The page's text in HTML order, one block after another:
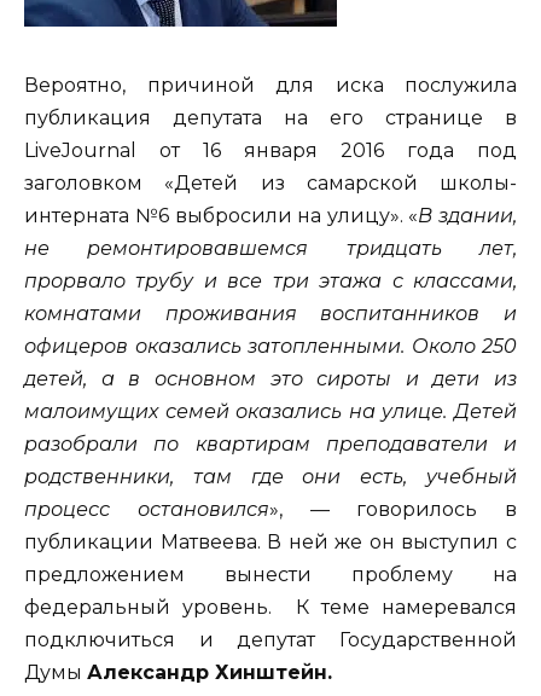
Вероятно, причиной для иска послужила
публикация депутата на его странице в
LiveJournal от 16 января 2016 года под
заголовком «Детей из самарской школы-
интерната №6 выбросили на улицу». «В здании,
не ремонтировавшемся тридцать лет,
прорвало трубу и все три этажа с классами,
комнатами проживания воспитанников и
офицеров оказались затопленными. Около 250
детей, а в основном это сироты и дети из
малоимущих семей оказались на улице. Детей
разобрали по квартирам преподаватели и
родственники, там где они есть, учебный
процесс остановился», — говорилось в
публикации Матвеева. В ней же он выступил с
предложением вынести проблему на
федеральный уровень. К теме намеревался
подключиться и депутат Государственной
Думы Александр Хинштейн.